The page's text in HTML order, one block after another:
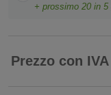
+ prossimo 20 in 5
Prezzo con IVA